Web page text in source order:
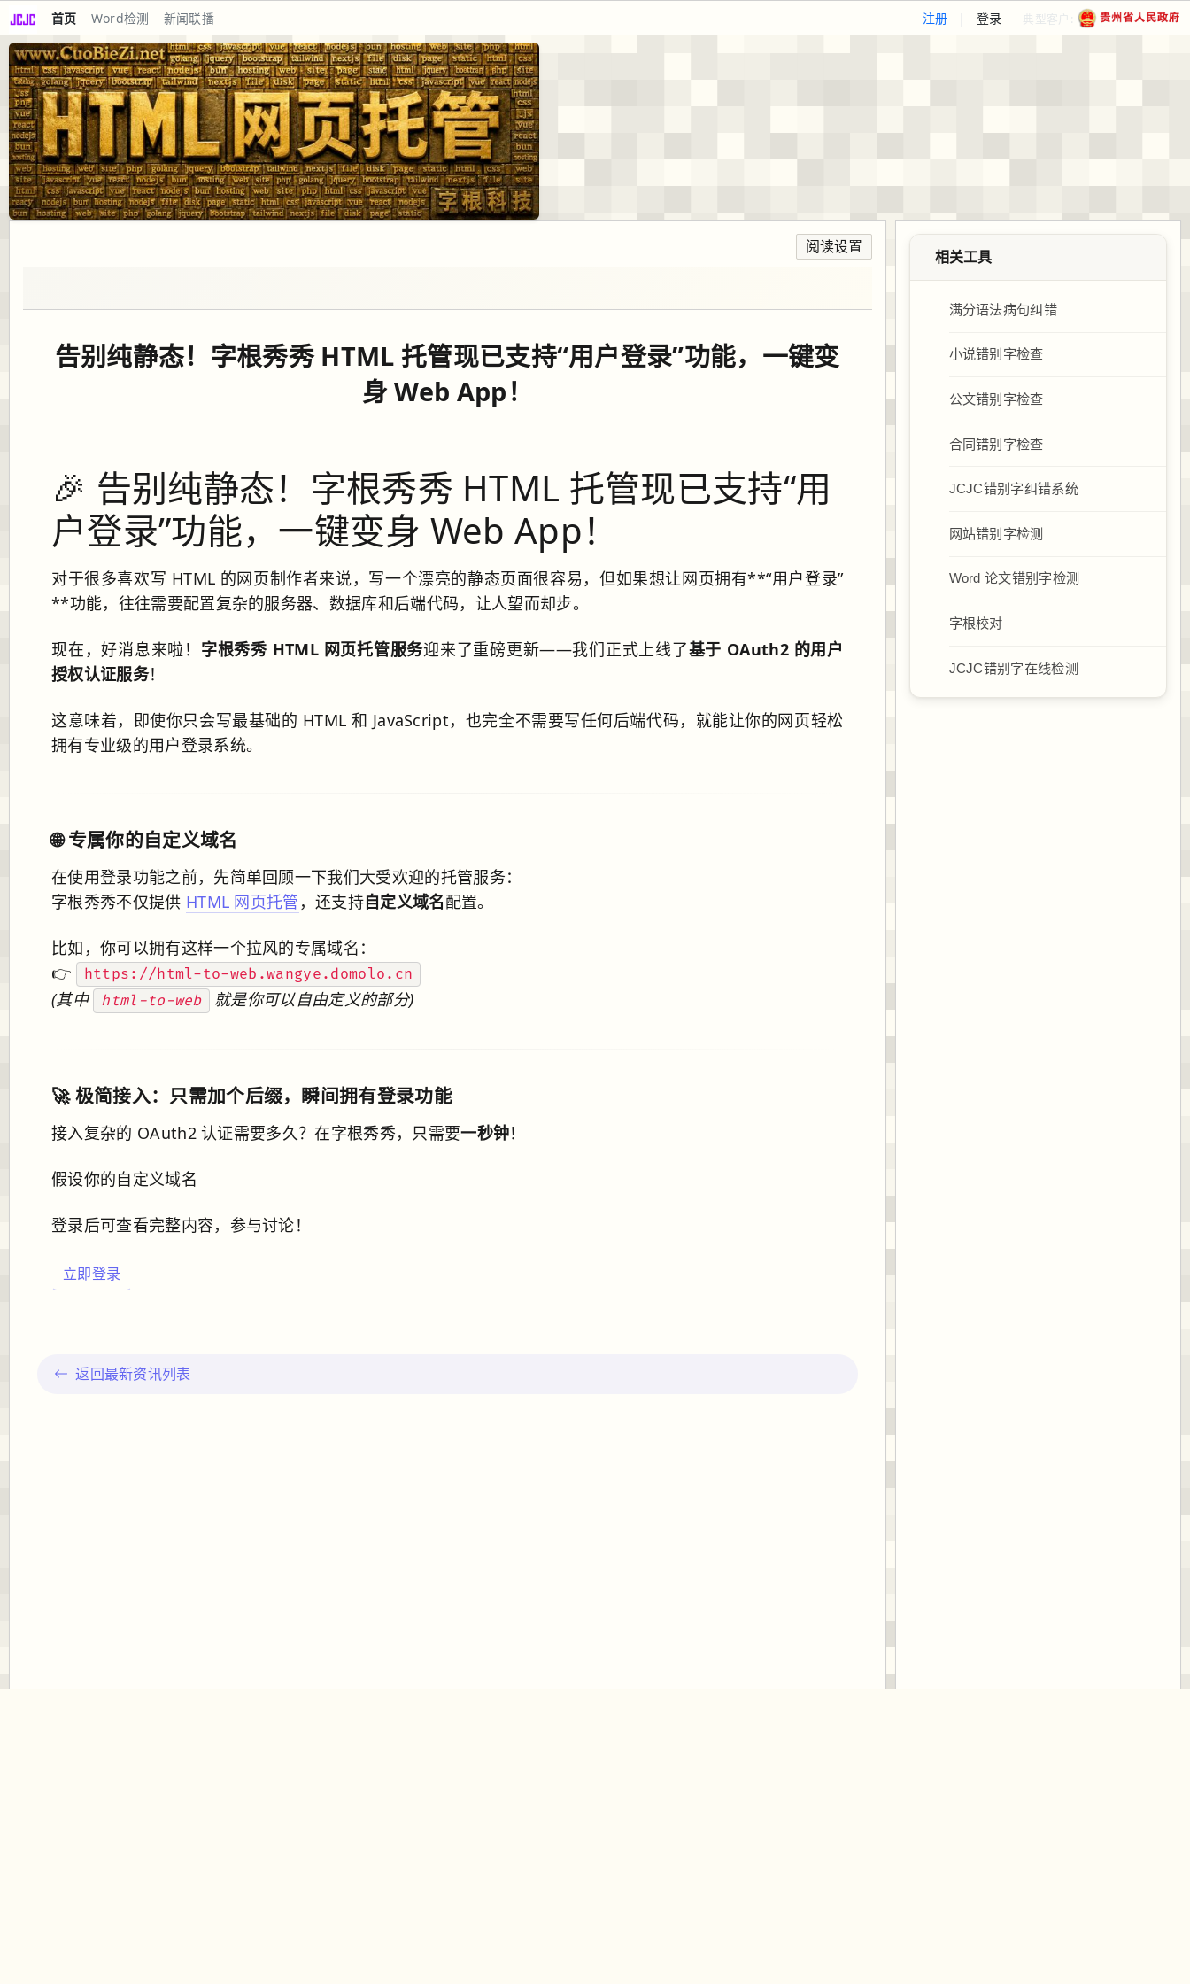
首页 Word检测 新闻联播 注册 登录 典型客户:
阅读设置
告别纯静态！字根秀秀 HTML 托管现已支持“用户登录”功能，一键变
身 Web App！
🎉 告别纯静态！字根秀秀 HTML 托管现已支持“用
户登录”功能，一键变身 Web App！
对于很多喜欢写 HTML 的网页制作者来说，写一个漂亮的静态页面很容易，但如果想让网页拥有**“用户登录”
**功能，往往需要配置复杂的服务器、数据库和后端代码，让人望而却步。
现在，好消息来啦！ 字根秀秀 HTML 网页托管服务迎来了重磅更新——我们正式上线了基于 OAuth2 的用户
授权认证服务！
这意味着，即使你只会写最基础的 HTML 和 JavaScript，也完全不需要写任何后端代码，就能让你的网页轻松
拥有专业级的用户登录系统。
🌐 专属你的自定义域名
在使用登录功能之前，先简单回顾一下我们大受欢迎的托管服务：
字根秀秀不仅提供 HTML 网页托管 ，还支持自定义域名配置。
比如，你可以拥有这样一个拉风的专属域名：
👉
https://html-to-web.wangye.domolo.cn
(其中 html-to-web 就是你可以自由定义的部分)
🚀 极简接入：只需加个后缀，瞬间拥有登录功能
接入复杂的 OAuth2 认证需要多久？在字根秀秀，只需要一秒钟！
假设你的自定义域名
登录后可查看完整内容，参与讨论！
立即登录
返回最新资讯列表
相关工具
满分语法病句纠错
小说错别字检查
公文错别字检查
合同错别字检查
JCJC错别字纠错系统
网站错别字检测
Word 论文错别字检测
字根校对
JCJC错别字在线检测